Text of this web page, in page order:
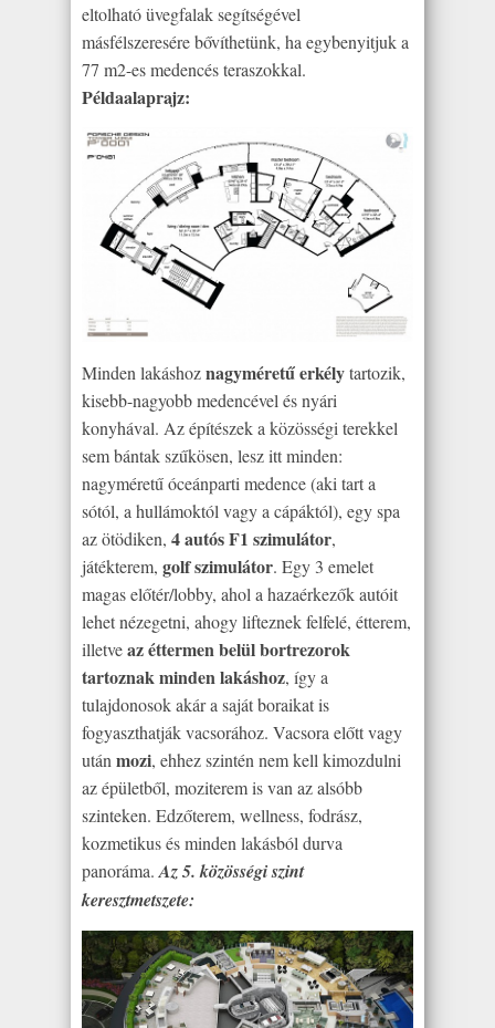
eltolható üvegfalak segítségével
másfélszeresére bővíthetünk, ha egybenyitjuk a
77 m2-es medencés teraszokkal.
Példaalaprajz:
Minden lakáshoznagyméretű erkélytartozik,
kisebb-nagyobb medencével és nyári
konyhával. Az építészek a közösségi terekkel
sem bántak szűkösen, lesz itt minden:
nagyméretű óceánparti medence (aki tart a
sótól, a hullámoktól vagy a cápáktól), egy spa
az ötödiken, 4 autós F1 szimulátor,
játékterem, golf szimulátor. Egy 3 emelet
magas előtér/lobby, ahol a hazaérkezők autóit
lehet nézegetni, ahogy lifteznek felfelé, étterem,
illetveaz éttermen belül bortrezorok
tartoznak minden lakáshoz, így a
tulajdonosok akár a saját boraikat is
fogyaszthatják vacsorához. Vacsora előtt vagy
utánmozi, ehhez szintén nem kell kimozdulni
az épületből, moziterem is van az alsóbb
szinteken. Edzőterem, wellness, fodrász,
kozmetikus és minden lakásból durva
panoráma.Az 5. közösségi szint
keresztmetszete: